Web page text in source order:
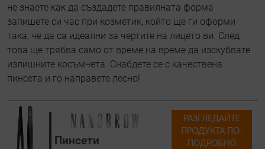
не знаете как да създадете правилната форма -
запишете си час при козметик, който ще ги оформи
така, че да са идеални за чертите на лицето ви. След
това ще трябва само от време на време да изскубвате
излишните косъмчета. Снабдете се с качествена
пинсета и го направете лесно!
Пинсети
РАЗГЛЕДАЙТЕ
ПРОДУКТА ПО-
ПОДРОБНО